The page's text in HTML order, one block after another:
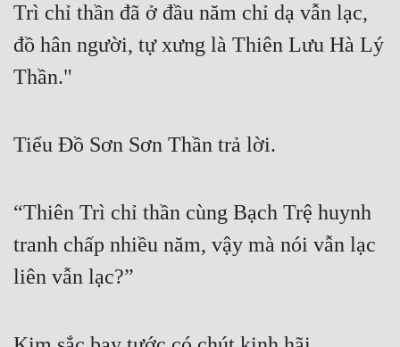
Trì chỉ thần đã ở đầu năm chỉ dạ vẫn lạc,
đồ hân người, tự xưng là Thiên Lưu Hà Lý
Thần."
Tiểu Đồ Sơn Sơn Thần trả lời.
“Thiên Trì chỉ thần cùng Bạch Trệ huynh
tranh chấp nhiều năm, vậy mà nói vẫn lạc
liên vẫn lạc?”